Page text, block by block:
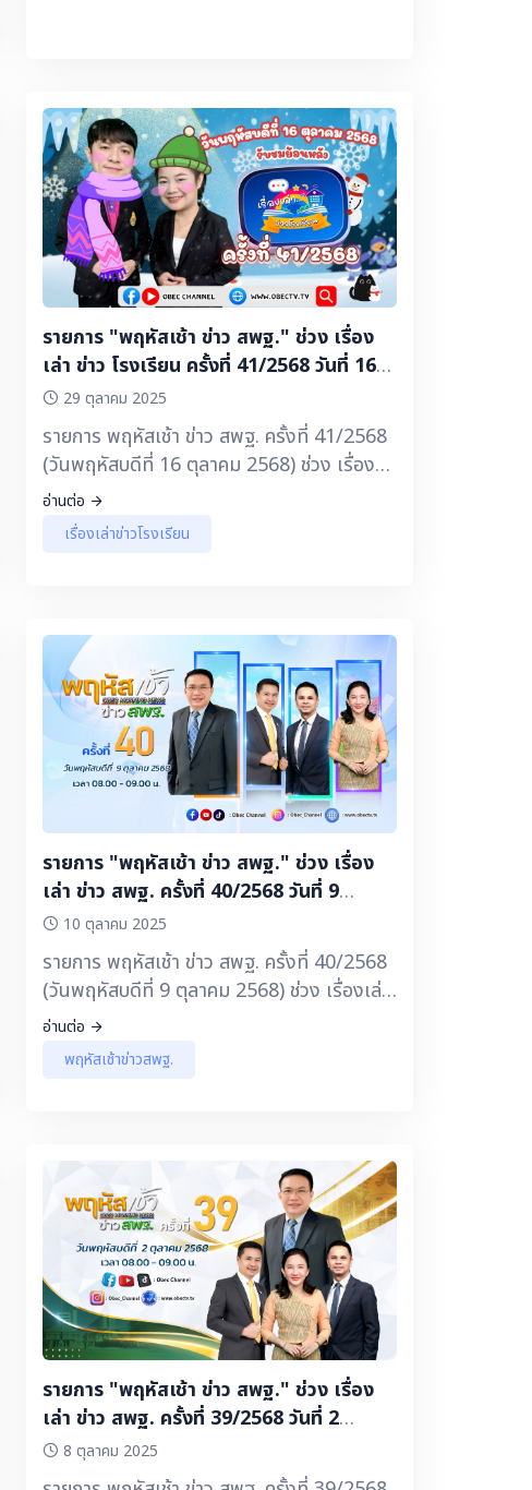
รายการ "พฤหัสเช้า ข่าว สพฐ." ช่วง เรื่อง
เล่า ข่าว โรงเรียน ครั้งที่ 41/2568 วันที่ 16
ตุลาคม 2568
29 ตุลาคม 2025
รายการ พฤหัสเช้า ข่าว สพฐ. ครั้งที่ 41/2568
(วันพฤหัสบดีที่ 16 ตุลาคม 2568) ช่วง เรื่อง
เล่า ข่าวโรงเรียน 🔽 ▶️ การประกวดสื่อ
สร้างสรรค์ส่งเสริมภาพลักษณ์ สพฐ. หัวข้อ
สพป.เชียงราย เขต 1 ▶️ งานชุมนุมลูกเสือ
สำรองแห่งชาติ ครั้งที่ 2 ประจำปี 2568
สพป.สงขลา เขต 1 ▶️ กิจกรรมวันวิทยาศาสตร์
ประจำปี 2568 โรงเรียนน้ำพร้าสามัคคี
สพป.อุตรดิตถ์ เขต 2 ▶️ สุขาดี มีความสุข
โรงเรียนบ้านหนองสองห้อง (ราษฎร์ดุษฎี
ศึกษา) สพป.ฉะเชิงเทรา เขต 2 ▶️ เรื่องเล่า ข่าว
นักเรียน : 1 โรงเรียน 1 Soft Power ผ่าน
นวัตกรรม Eco Art ศิลปะบนผืนผ้าย้อมสี
ธรรมชาติ โรงเรียนบ้านม่วงฝ้าย สพป.สระบุรี
เขต 1
อ่านต่อ
เรื่องเล่าข่าวโรงเรียน
รายการ "พฤหัสเช้า ข่าว สพฐ." ช่วง เรื่อง
เล่า ข่าว สพฐ. ครั้งที่ 40/2568 วันที่ 9
ตุลาคม 2568
10 ตุลาคม 2025
รายการ พฤหัสเช้า ข่าว สพฐ. ครั้งที่ 40/2568
(วันพฤหัสบดีที่ 9 ตุลาคม 2568) ช่วง เรื่องเล่า
ข่าว สพฐ. 🔽 ▶️ โครงการพระราชดำริ : วิถีเด็ก
ไทยน้อมนำพระบรมราโชบายของในหลวง
รัชกาลที่ 10 สู่การปฏิบัติ โรงเรียนวัดอมรินทรา
ปรับปรุงหลักสูตรสถานศึกษารูปแบบ
Problem-Based Learning (PBL)
โรงเรียนวัดนาคู (จันทศึกษาคาร)
สพป.พระนครศรีอยุธยา เขต 2 ▶️
ประชาสัมพันธ์จากเขตพื้นที่การศึกษา -
"SPARK 3 วิ สู่น่านเมืองสร้างสรรค์ " จังหวัด
น่าน สพม.น่าน - สพป.อุตรดิตถ์ เขต 2 สู้ภัยน้ำ
ท่วม ▶️ เปิดโลก เปิดใจกับการศึกษาไทยหัวใจ
นำทาง - ตอน : ดี หรือ เก่ง โรงเรียนราชประชา
นุเคราะห์ 50 จังหวัดขอนแก่น สำนักบริหาร
งานการศึกษาพิเศษ ▶️ คอนเทนต์ดี ๆ มีบอกต่อ
- การบริหารสถานศึกษาในสังคมพหุวัฒนธรรม
อ่านต่อ
พฤหัสเช้าข่าวสพฐ.
รายการ "พฤหัสเช้า ข่าว สพฐ." ช่วง เรื่อง
เล่า ข่าว สพฐ. ครั้งที่ 39/2568 วันที่ 2
ตุลาคม 2568
8 ตุลาคม 2025